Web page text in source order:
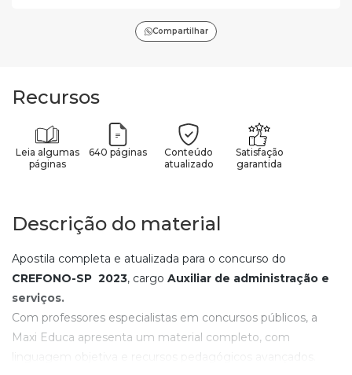
Compartilhar
Recursos
Leia algumas
páginas
640 páginas
Conteúdo
atualizado
Satisfação
garantida
Descrição do material
Apostila completa e atualizada para o concurso do
CREFONO-SP 2023, cargo Auxiliar de administração e
serviços.
Com professores especialistas em concursos públicos, a
Maxi Educa apresenta um material completo, com
linguagem objetiva e recursos pedagógicos avançados.